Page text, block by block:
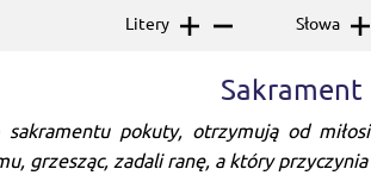
Litery Słowa
pokuty, otrzymują od
grzesząc, zadali ranę, a który